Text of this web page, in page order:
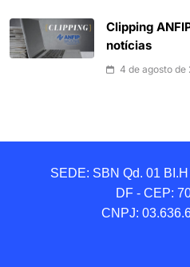
Clipping
notícias
4 de agosto de
SEDE: SBN Qd. 01
DF - CEP:
CNPJ: